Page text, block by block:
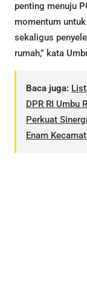
penting menuju
momentum
sekaligus
rumah,” kata
Baca juga:
DPR RI Umbu
Perkuat
Enam